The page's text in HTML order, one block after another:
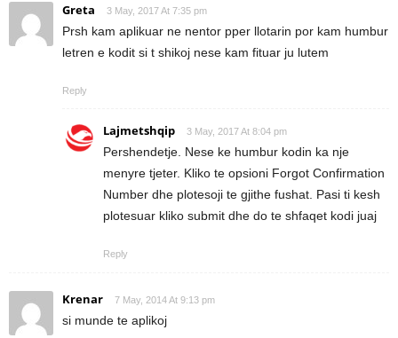
Greta 3 May, 2017 At 7:35 pm
Prsh kam aplikuar ne nentor pper llotarin por kam humbur
letren e kodit si t shikoj nese kam fituar ju lutem
Reply
Lajmetshqip 3 May, 2017 At 8:04 pm
Pershendetje. Nese ke humbur kodin ka nje
menyre tjeter. Kliko te opsioni Forgot Confirmation
Number dhe plotesoji te gjithe fushat. Pasi ti kesh
plotesuar kliko submit dhe do te shfaqet kodi juaj
Reply
Krenar 7 May, 2014 At 9:13 pm
si munde te aplikoj